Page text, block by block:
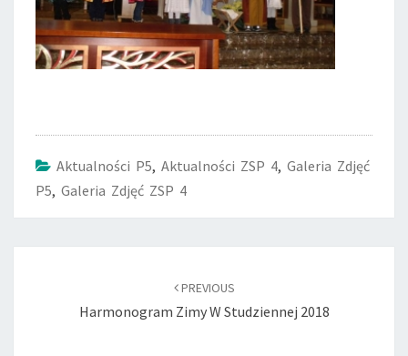
Aktualności P5, Aktualności ZSP 4, Galeria Zdjęć
P5, Galeria Zdjęć ZSP 4
PREVIOUS
Harmonogram Zimy W Studziennej 2018